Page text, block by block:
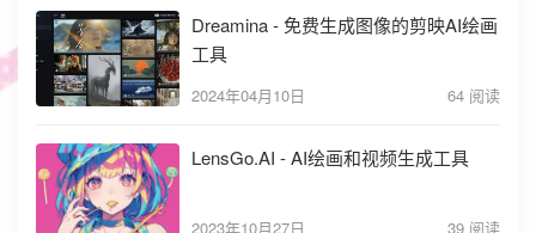
Dreamina - 免费生成图像的剪映AI绘画
工具
2024年04月10日 64 阅读
LensGo.AI - AI绘画和视频生成工具
2023年10月27日 39 阅读